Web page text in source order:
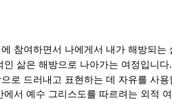
참여하면서 나에게서 내가 해방되는
인 삶은 해방으로 나아가는 여정입니다.
로 드러내고 표현하는 데 자유를 사용
서 예수 그리스도를 따르려는 외적